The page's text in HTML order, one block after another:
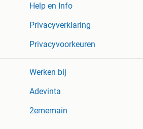
Help en Info
Privacyverklaring
Privacyvoorkeuren
Werken bij
Adevinta
2ememain